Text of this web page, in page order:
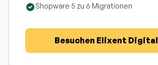
Shopware 5 zu 6 Migrationen
Besuchen Elixent Digital